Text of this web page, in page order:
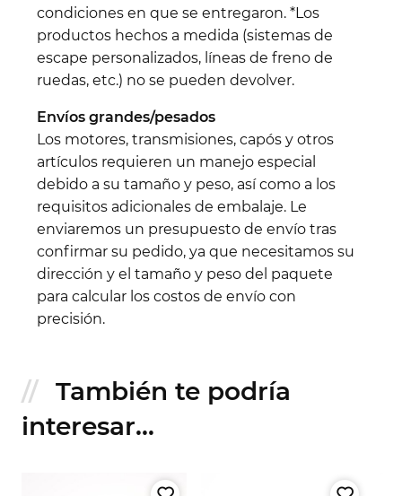
condiciones en que se entregaron. *Los
productos hechos a medida (sistemas de
escape personalizados, líneas de freno de
ruedas, etc.) no se pueden devolver.
Envíos grandes/pesados
Los motores, transmisiones, capós y otros
artículos requieren un manejo especial
debido a su tamaño y peso, así como a los
requisitos adicionales de embalaje. Le
enviaremos un presupuesto de envío tras
confirmar su pedido, ya que necesitamos su
dirección y el tamaño y peso del paquete
para calcular los costos de envío con
precisión.
También te podría
interesar...